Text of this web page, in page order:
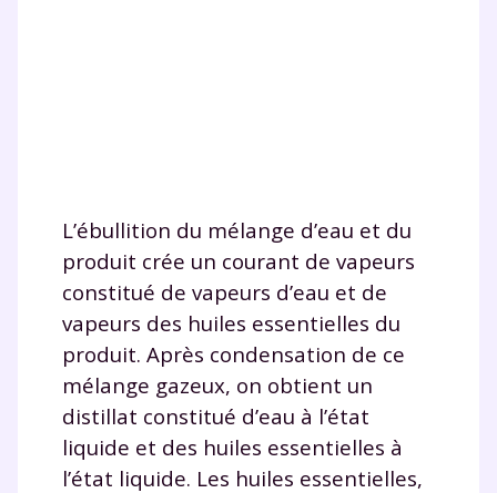
L’ébullition du mélange d’eau et du
produit crée un courant de vapeurs
constitué de vapeurs d’eau et de
vapeurs des huiles essentielles du
produit. Après condensation de ce
mélange gazeux, on obtient un
distillat constitué d’eau à l’état
liquide et des huiles essentielles à
l’état liquide. Les huiles essentielles,